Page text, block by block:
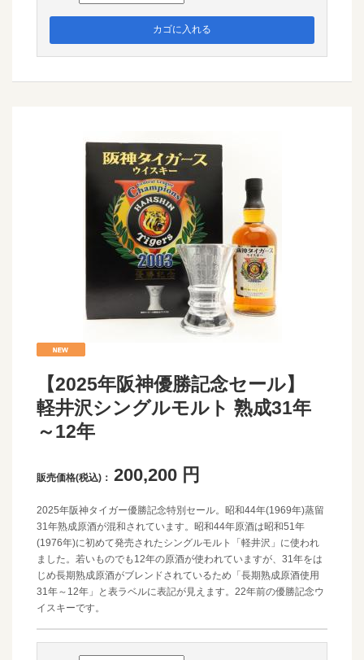
【2025年阪神優勝記念セール】
軽井沢シングルモルト 熟成31年
～12年
販売価格(税込)： 200,200 円
2025年阪神タイガー優勝記念特別セール。昭和44年(1969年)蒸留
31年熟成原酒が混和されています。昭和44年原酒は昭和51年
(1976年)に初めて発売されたシングルモルト「軽井沢」に使われ
ました。若いものでも12年の原酒が使われていますが、31年をは
じめ長期熟成原酒がブレンドされているため「長期熟成原酒使用
31年～12年」と表ラベルに表記が見えます。22年前の優勝記念ウ
イスキーです。